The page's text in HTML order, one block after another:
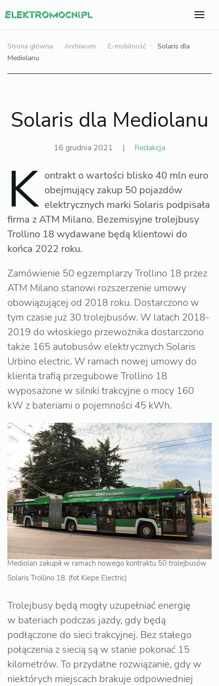
Strona główna Archiwum E-mobilność
Solaris dla
Mediolanu
Solaris dla Mediolanu
16 grudnia 2021 | Redakcja
K ontrakt o wartości blisko 40 mln euro
obejmujący zakup 50 pojazdów
elektrycznych marki Solaris podpisała
firma z ATM Milano. Bezemisyjne trolejbusy
Trollino 18 wydawane będą klientowi do
końca 2022 roku.
Zamówienie 50 egzemplarzy Trollino 18 przez
ATM Milano stanowi rozszerzenie umowy
obowiązującej od 2018 roku. Dostarczono w
tym czasie już 30 trolejbusów. W latach 2018-
2019 do włoskiego przewożnika dostarczono
także 165 autobusów elektrycznych Solaris
Urbino electric. W ramach nowej umowy do
klienta trafią przegubowe Trollino 18
wyposażone w silniki trakcyjne o mocy 160
kW z bateriami o pojemności 45 kWh.
Mediolan zakupił w ramach nowego kontraktu 50 trolejbusów
Solaris Trollino 18. (fot Kiepe Electric)
Trolejbusy będą mogły uzupełniać energię
w bateriach podczas jazdy, gdy będą
podłączone do sieci trakcyjnej. Bez stałego
połączenia z siecią są w stanie pokonać 15
kilometrów. To przydatne rozwiązanie, gdy w
niektórych miejscach brakuje odpowiedniej